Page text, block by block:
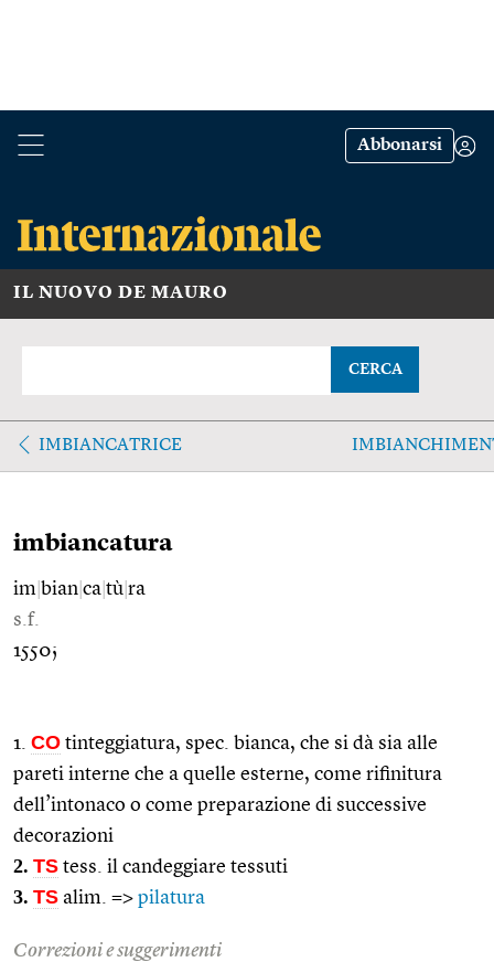
Abbonarsi
IL NUOVO DE MAURO
CERCA
IMBIANCATRICE
imbiancatura
im bian ca tù ra
s.f.
1550;
1. CO tinteggiatura, spec. bianca, che si dà sia alle
pareti interne che a quelle esterne, come rifinitura
dell’intonaco o come preparazione di successive
decorazioni
2. TS tess. il candeggiare tessuti
3. TS alim. => pilatura
Correzioni e suggerimenti